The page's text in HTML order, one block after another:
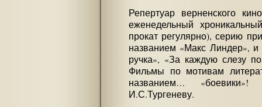
Репертуар верненского
еженедельный
прокат регулярно), серию
названием «Макс Линдер»,
ручка», «За каждую слезу
Фильмы по мотивам
названием…
И.С.Тургеневу.